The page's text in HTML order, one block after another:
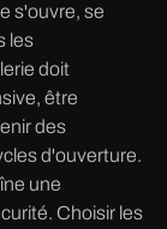
s'ouvre, se
les
doit
être
des
d'ouverture.
une
Choisir les